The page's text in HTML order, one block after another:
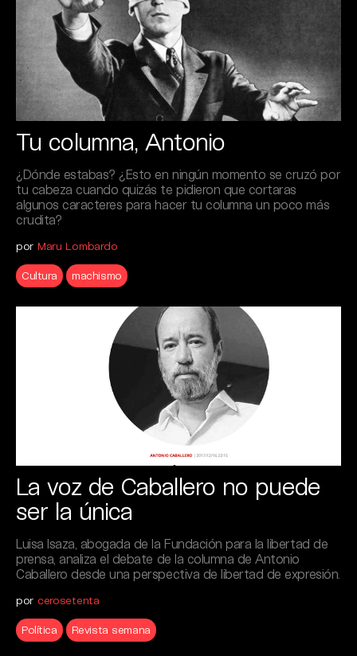
Tu columna, Antonio
¿Dónde estabas? ¿Esto en ningún momento se cruzó por
tu cabeza cuando quizás te pidieron que cortaras
algunos caracteres para hacer tu columna un poco más
crudita?
por Maru Lombardo
Cultura machismo
La voz de Caballero no puede
ser la única
Luisa Isaza, abogada de la Fundación para la libertad de
prensa, analiza el debate de la columna de Antonio
Caballero desde una perspectiva de libertad de expresión.
por cerosetenta
Política Revista semana